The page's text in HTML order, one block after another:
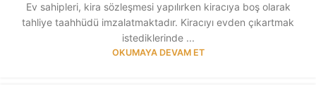
Ev sahipleri, kira sözleşmesi yapılırken kiracıya boş olarak
tahliye taahhüdü imzalatmaktadır. Kiracıyı evden çıkartmak
istediklerinde ...
OKUMAYA DEVAM ET